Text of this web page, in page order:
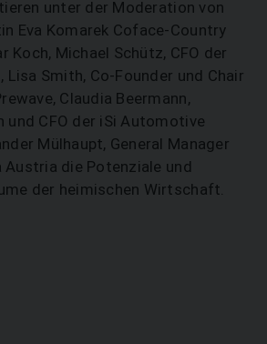
unter der Moderation von
Eva Komarek Coface-Country
Koch, Michael Schütz, CFO der
Lisa Smith, Co-Founder und Chair
Claudia Beermann,
und CFO der iSi Automotive
Mülhaupt, General Manager
Austria die Potenziale und
der heimischen Wirtschaft.